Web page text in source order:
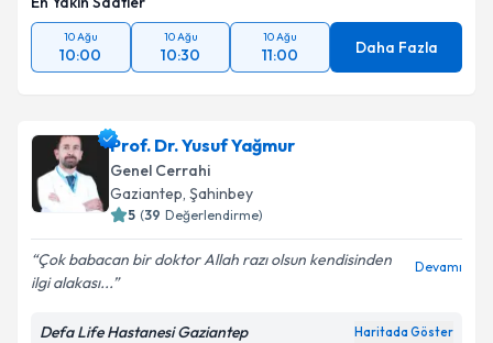
10 Ağu
10:00
10 Ağu
10:30
10 Ağu
11:00 Daha Fazla
Prof. Dr. Yusuf Yağmur
Genel Cerrahi
Gaziantep, Şahinbey
5 (39 Değerlendirme)
Çok babacan bir doktor Allah razı olsun kendisinden
ilgi alakası...
Devamı
Defa Life Hastanesi Gaziantep Haritada Göster